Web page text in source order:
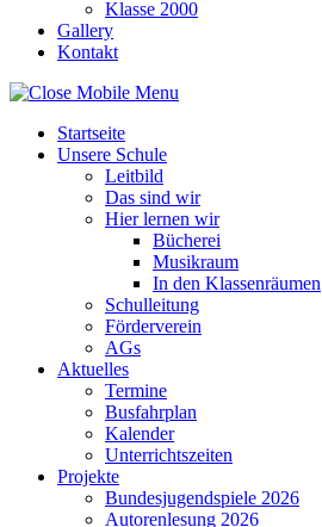
Klasse 2000
Gallery
Kontakt
Startseite
Unsere Schule
Leitbild
Das sind wir
Hier lernen wir
Bücherei
Musikraum
In den Klassenräumen
Schulleitung
Förderverein
AGs
Aktuelles
Termine
Busfahrplan
Kalender
Unterrichtszeiten
Projekte
Bundesjugendspiele 2026
Autorenlesung 2026